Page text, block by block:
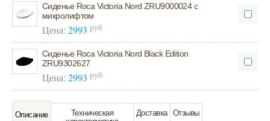
Сиденье Roca Victoria Nord ZRU9000024 с
микролифтом
Цена: 2993 руб
Сиденье Roca Victoria Nord Black Edition
ZRU9302627
Цена: 2993 руб
Oписание
Техническая
Доставка Отзывы